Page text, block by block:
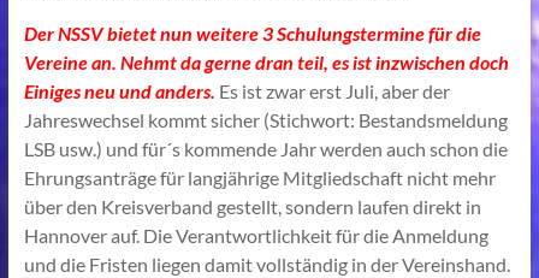
Der NSSV bietet nun weitere 3 Schulungstermine für die
Vereine an. Nehmt dagerne dran teil, es ist inzwischen doch
Einiges neu und anders. Es ist zwar erst Juli, aber der
Jahreswechsel kommt sicher (Stichwort: Bestandsmeldung
LSB usw.) und für´s kommende Jahr werden auch schon die
Ehrungsanträge für langjährige Mitgliedschaft nicht mehr
über den Kreisverband gestellt, sondern laufen direkt in
Hannover auf. Die Verantwortlichkeit für die Anmeldung
und die Fristen liegen damit vollständig in der Vereinshand.